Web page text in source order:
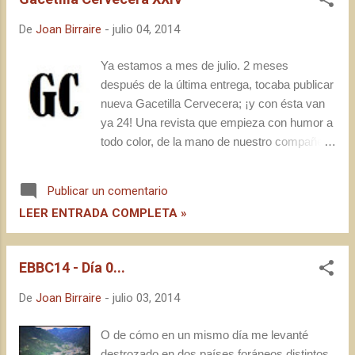
productos que el 100% de los ingredientes
utilizados son de origen natural: hay que
dejarlo claro; en este mundo siempre hay
gente dispuesta a criticar sin argumentos
sólidos ni conocimiento de causa.
De Joan Birraire - julio 04, 2014
Ya estamos a mes de julio. 2 meses
después de la última entrega, tocaba publicar
nueva Gacetilla Cervecera; ¡y con ésta van
ya 24! Una revista que empieza con humor a
todo color, de la mano de nuestro compañero
Aktiebryggeri, que nos cuenta detalles sobre
su carrera como cervecero y da su visión
sobre la cerveza aquí en nuestro país. Es
repaso a la situación nuestro panorama
cervecero y las oportunidades que nos
profesionales de otros países.
Publicar un comentario
LEER ENTRADA COMPLETA »
EBBC14 - Día 0...
De Joan Birraire - julio 03, 2014
O de cómo en un mismo día me levanté